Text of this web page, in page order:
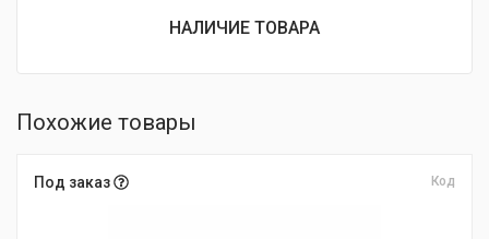
НАЛИЧИЕ ТОВАРА
Похожие товары
Под заказ Код